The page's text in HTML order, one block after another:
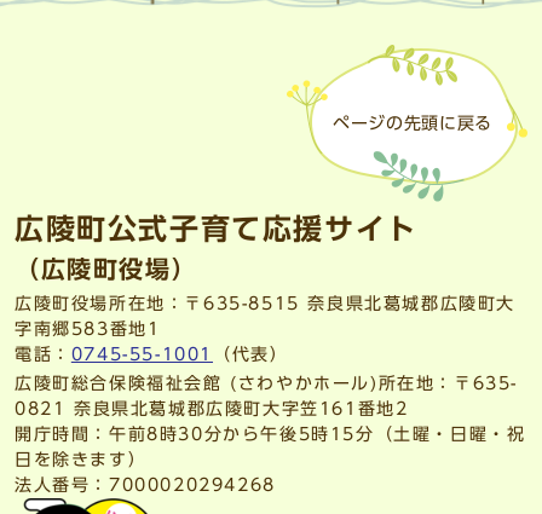
ページの先頭に戻る
広陵町公式子育て応援サイト
（広陵町役場）
広陵町役場所在地：〒635-8515 奈良県北葛城郡広陵町大
字南郷583番地1
電話： 0745-55-1001
（代表）
広陵町総合保険福祉会館 (さわやかホール)所在地：〒635-
0821 奈良県北葛城郡広陵町大字笠161番地2
開庁時間：午前8時30分から午後5時15分（土曜・日曜・祝
日を除きます）
法人番号：7000020294268